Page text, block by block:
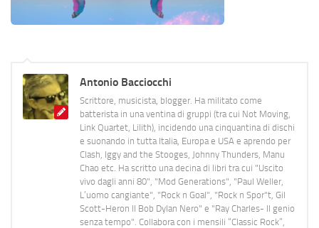
Antonio Bacciocchi
Scrittore, musicista, blogger. Ha militato come
batterista in una ventina di gruppi (tra cui Not Moving,
Link Quartet, Lilith), incidendo una cinquantina di dischi
e suonando in tutta Italia, Europa e USA e aprendo per
Clash, Iggy and the Stooges, Johnny Thunders, Manu
Chao etc. Ha scritto una decina di libri tra cui "Uscito
vivo dagli anni 80", "Mod Generations", "Paul Weller,
L’uomo cangiante", "Rock n Goal", "Rock n Spor"t, Gil
Scott-Heron Il Bob Dylan Nero" e "Ray Charles- Il genio
senza tempo". Collabora con i mensili “Classic Rock”,